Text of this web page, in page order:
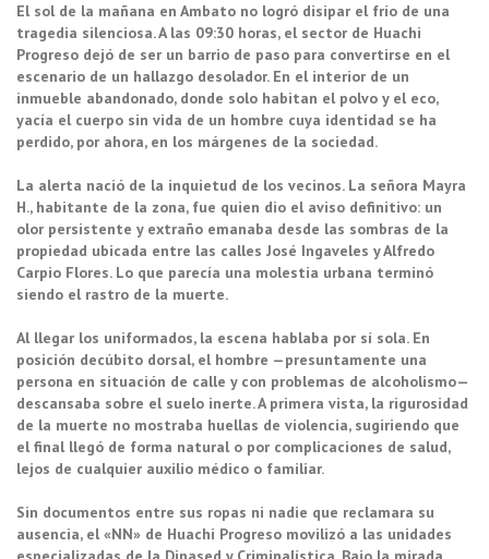
El sol de la mañana en Ambato no logró disipar el frío de una
tragedia silenciosa. A las 09:30 horas, el sector de Huachi
Progreso dejó de ser un barrio de paso para convertirse en el
escenario de un hallazgo desolador. En el interior de un
inmueble abandonado, donde solo habitan el polvo y el eco,
yacía el cuerpo sin vida de un hombre cuya identidad se ha
perdido, por ahora, en los márgenes de la sociedad.
La alerta nació de la inquietud de los vecinos. La señora Mayra
H., habitante de la zona, fue quien dio el aviso definitivo: un
olor persistente y extraño emanaba desde las sombras de la
propiedad ubicada entre las calles José Ingaveles y Alfredo
Carpio Flores. Lo que parecía una molestia urbana terminó
siendo el rastro de la muerte.
Al llegar los uniformados, la escena hablaba por sí sola. En
posición decúbito dorsal, el hombre —presuntamente una
persona en situación de calle y con problemas de alcoholismo—
descansaba sobre el suelo inerte. A primera vista, la rigurosidad
de la muerte no mostraba huellas de violencia, sugiriendo que
el final llegó de forma natural o por complicaciones de salud,
lejos de cualquier auxilio médico o familiar.
Sin documentos entre sus ropas ni nadie que reclamara su
ausencia, el «NN» de Huachi Progreso movilizó a las unidades